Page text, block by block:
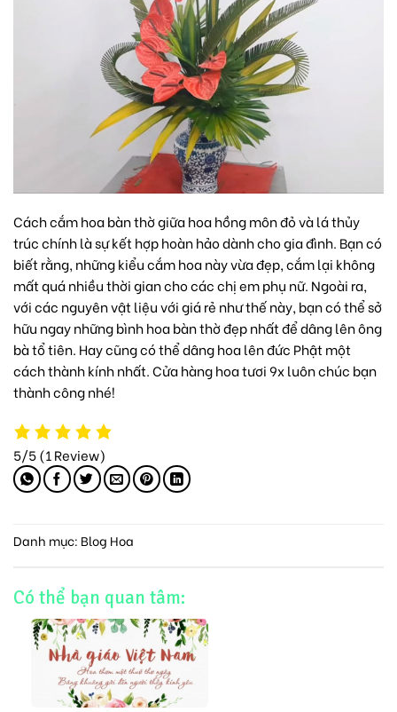
Cách cắm hoa bàn thờ giữa hoa hồng môn đỏ và lá thủy
trúc chính là sự kết hợp hoàn hảo dành cho gia đình. Bạn có
biết rằng, những kiểu cắm hoa này vừa đẹp, cắm lại không
mất quá nhiều thời gian cho các chị em phụ nữ. Ngoài ra,
với các nguyên vật liệu với giá rẻ như thế này, bạn có thể sở
hữu ngay những bình hoa bàn thờ đẹp nhất để dâng lên ông
bà tổ tiên. Hay cũng có thể dâng hoa lên đức Phật một
cách thành kính nhất.Cửa hàng hoa tươi 9xluôn chúc bạn
thành công nhé!
5/5(1 Review)
Danh mục: Blog Hoa
Có thể bạn quan tâm: